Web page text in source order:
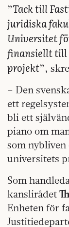
”Tack till
juridiska
Universitet
finansiellt till
projekt”,
– Den
ett
bli ett
piano om
som
universitets
Som
kanslirådet
Enheten för